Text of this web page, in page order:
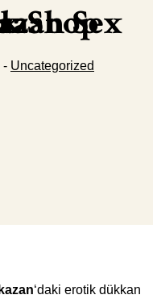
Erotik Shop
- Uncategorized
‘daki erotik dükkan